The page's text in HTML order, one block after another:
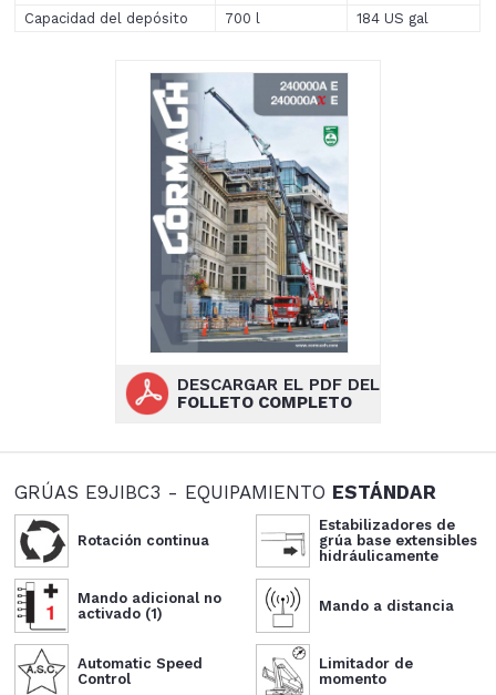
Capacidad del depósito 700 l 184 US gal
DESCARGAR EL PDF DEL
FOLLETO COMPLETO
GRÚAS E9JIBC3 - EQUIPAMIENTO ESTÁNDAR
Rotación continua
Estabilizadores de
grúa base extensibles
hidráulicamente
Mando adicional no
activado (1)
Mando a distancia
Automatic Speed
Control
Limitador de
momento